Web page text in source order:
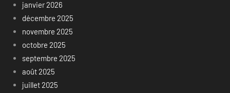
janvier 2026
décembre 2025
novembre 2025
octobre 2025
septembre 2025
août 2025
juillet 2025